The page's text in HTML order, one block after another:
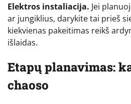
Elektros instaliacija. Jei
ar jungiklius, darykite tai prieš
kiekvienas pakeitimas reikš
išlaidas.
Etapų planavimas:
chaoso